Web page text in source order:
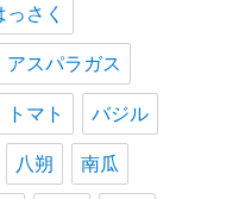
っさく
アスパラガス
トマト バジル
八朔 南瓜